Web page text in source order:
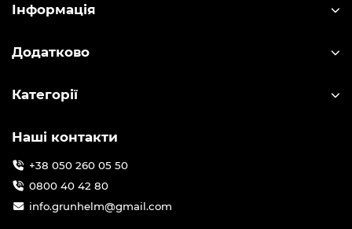
Інформація
Додатково
Категорії
Наші контакти
+38 050 260 05 50
0800 40 42 80
info.grunhelm@gmail.com